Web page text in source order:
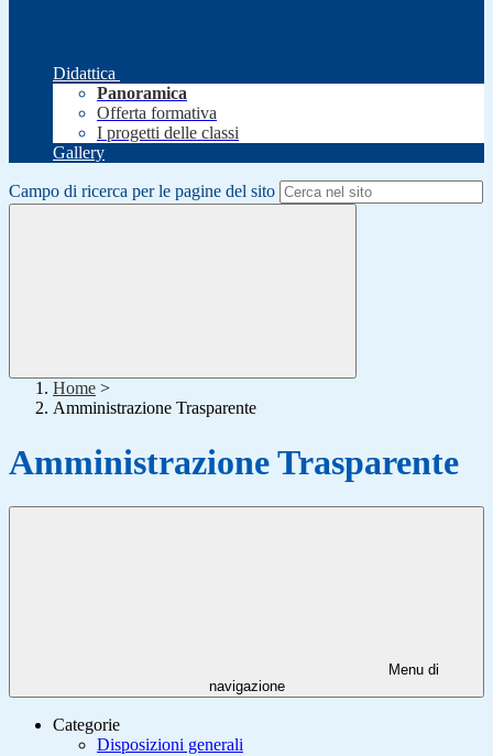
Didattica
Panoramica
Offerta formativa
I progetti delle classi
Gallery
Campo di ricerca per le pagine del sito
Home >
Amministrazione Trasparente
Amministrazione Trasparente
Menu di
navigazione
Categorie
Disposizioni generali